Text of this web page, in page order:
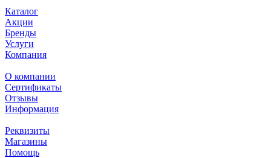
Каталог
Акции
Бренды
Услуги
Компания
О компании
Сертификаты
Отзывы
Информация
Реквизиты
Магазины
Помощь